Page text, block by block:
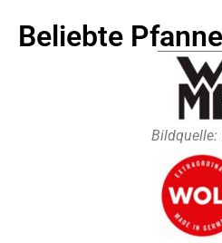
Beliebte
Bildquelle: